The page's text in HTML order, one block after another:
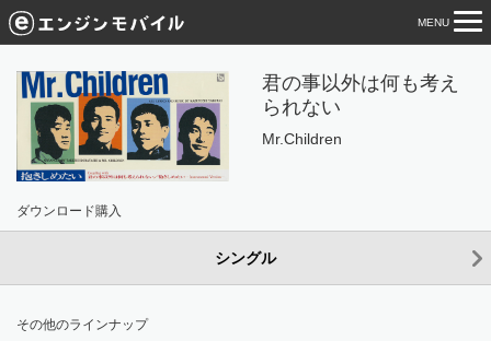
MENU
君の事以外は何も考え
られない
Mr.Children
ダウンロード購入
シングル
その他のラインナップ